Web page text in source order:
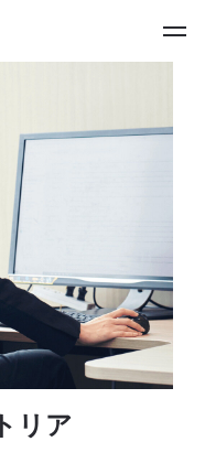
リア